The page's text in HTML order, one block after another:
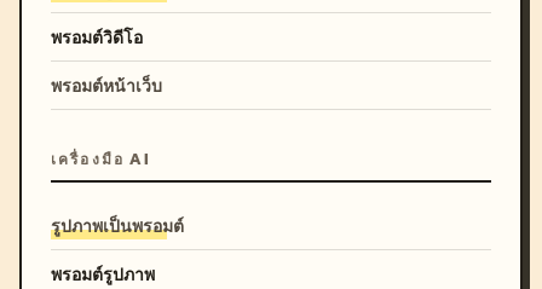
พรอมต์วิดีโอ
พรอมต์หน้าเว็บ
เครื่องมือ AI
รูปภาพเป็นพรอมต์
พรอมต์รูปภาพ